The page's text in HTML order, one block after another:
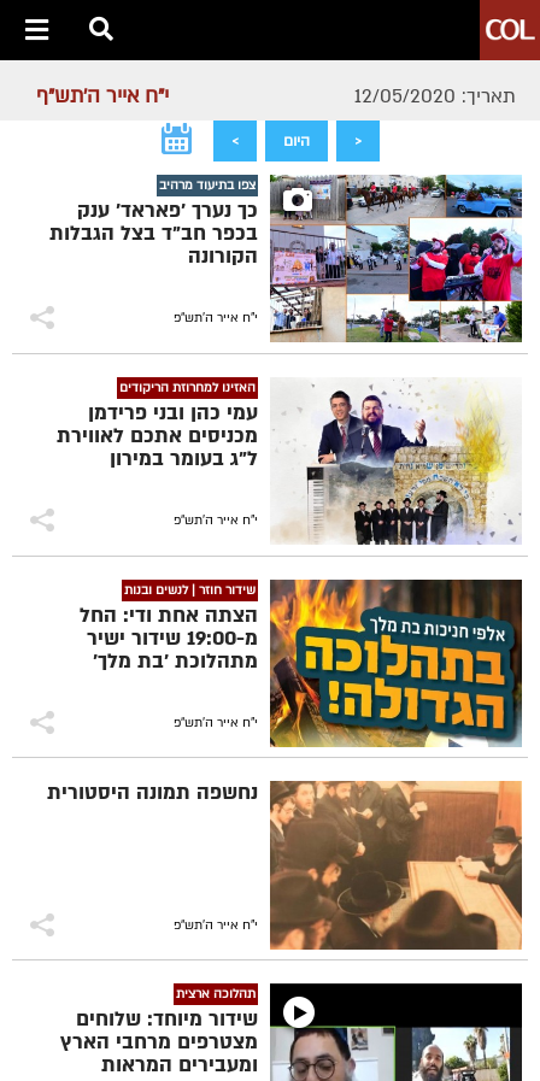
תאריך: 12/05/2020 י"ח אייר ה׳תש״ף
< היום >
צפו בתיעוד מרהיב
כך נערך 'פאראד' ענק
בכפר חב"ד בצל הגבלות
הקורונה
י"ח אייר ה׳תש״פ
האזינו למחרוזת הריקודים
עמי כהן ובני פרידמן
מכניסים אתכם לאווירת
ל"ג בעומר במירון
י"ח אייר ה׳תש״פ
שידור חוזר | לנשים ובנות
הצתה אחת ודי: החל
מ-19:00 שידור ישיר
מתהלוכת 'בת מלך'
י"ח אייר ה׳תש״פ
נחשפה תמונה היסטורית
י"ח אייר ה׳תש״פ
תהלוכה ארצית
שידור מיוחד: שלוחים
מצטרפים מרחבי הארץ
ומעבירים המראות